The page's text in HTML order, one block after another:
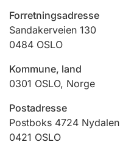
Jeger
Ektepaktrettleiaren
Forretningsadresse
Sandakerveien 130
0484 OSLO
Kommune, land
0301 OSLO, Norge
Postadresse
Postboks 4724 Nydalen
0421 OSLO